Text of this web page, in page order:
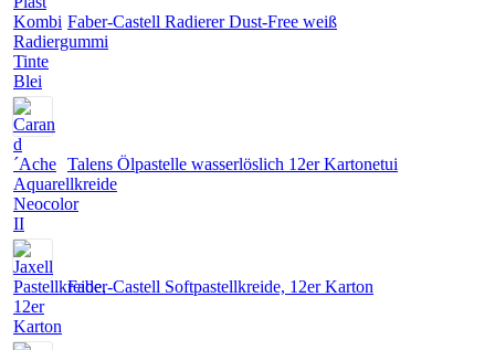
Faber-Castell Radierer Dust-Free weiß
Talens Ölpastelle wasserlöslich 12er Kartonetui
Faber-Castell Softpastellkreide, 12er Karton